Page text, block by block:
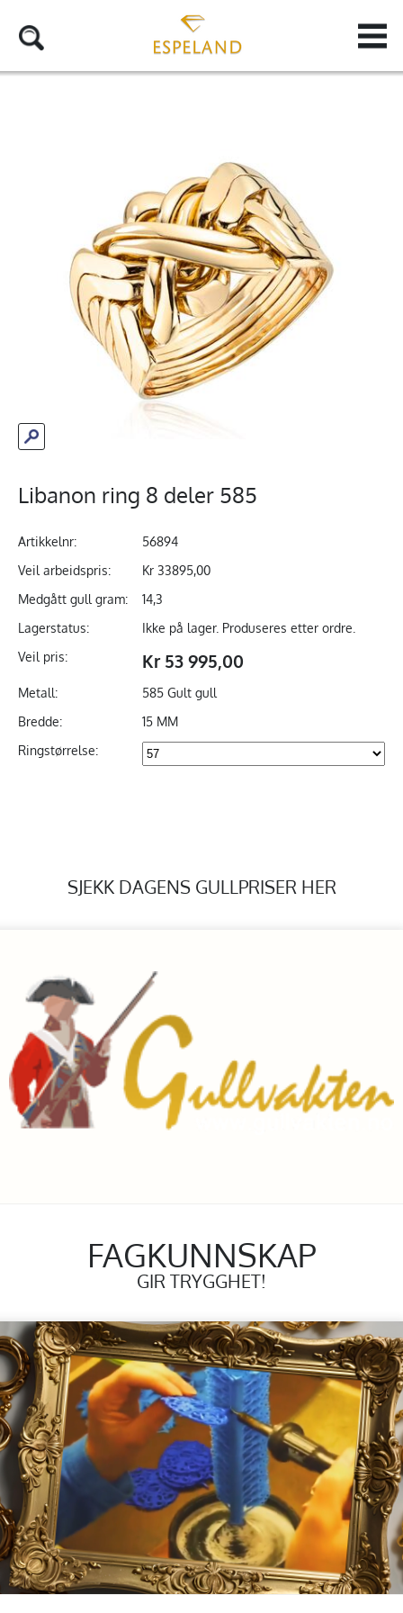
Libanon ring 8 deler 585
Artikkelnr:
56894
Veil arbeidspris:
Kr 33895,00
Medgått gull gram:
14,3
Lagerstatus:
Ikke på lager. Produseres etter ordre.
Veil pris:
Kr 53 995,00
Metall:
585 Gult gull
Bredde:
15 MM
Ringstørrelse:
SJEKK DAGENS GULLPRISER HER
FAGKUNNSKAP
GIR TRYGGHET!